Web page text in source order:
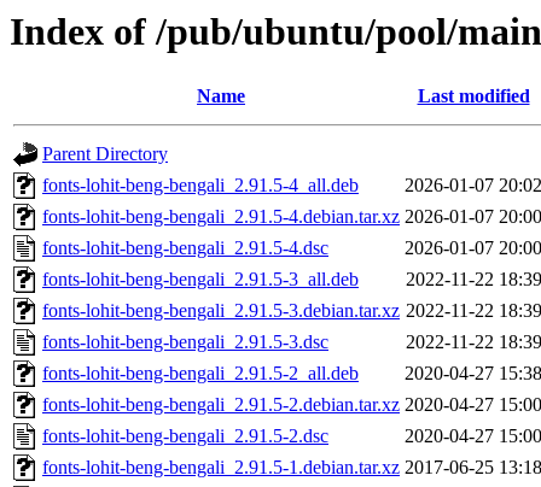
Index of /pub/ubuntu/pool/
Name Last modified
Parent Directory
fonts-lohit-beng-bengali_2.91.5-4_all.deb
2026-01-07 20:02
fonts-lohit-beng-bengali_2.91.5-4.debian.tar.xz 2026-01-07 20:00
fonts-lohit-beng-bengali_2.91.5-4.dsc
2026-01-07 20:00
fonts-lohit-beng-bengali_2.91.5-3_all.deb
2022-11-22 18:39
fonts-lohit-beng-bengali_2.91.5-3.debian.tar.xz 2022-11-22 18:39
fonts-lohit-beng-bengali_2.91.5-3.dsc
2022-11-22 18:39
fonts-lohit-beng-bengali_2.91.5-2_all.deb
2020-04-27 15:38
fonts-lohit-beng-bengali_2.91.5-2.debian.tar.xz 2020-04-27 15:00
fonts-lohit-beng-bengali_2.91.5-2.dsc
2020-04-27 15:00
fonts-lohit-beng-bengali_2.91.5-1.debian.tar.xz 2017-06-25 13:18